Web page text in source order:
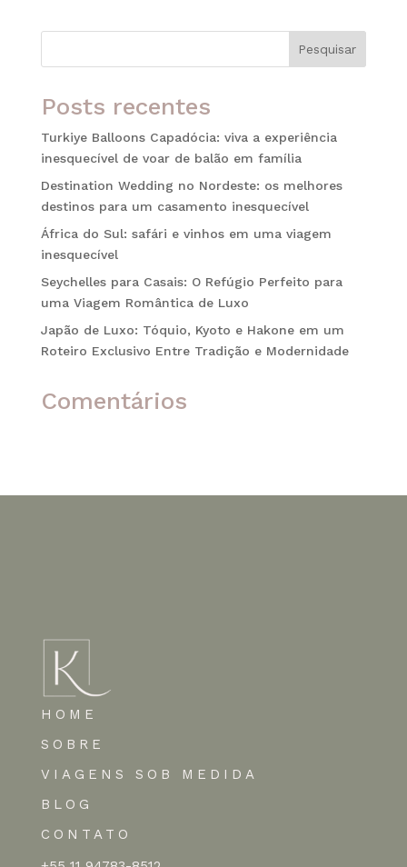
Pesquisar
Posts recentes
Turkiye Balloons Capadócia: viva a experiência
inesquecível de voar de balão em família
Destination Wedding no Nordeste: os melhores
destinos para um casamento inesquecível
África do Sul: safári e vinhos em uma viagem
inesquecível
Seychelles para Casais: O Refúgio Perfeito para
uma Viagem Romântica de Luxo
Japão de Luxo: Tóquio, Kyoto e Hakone em um
Roteiro Exclusivo Entre Tradição e Modernidade
Comentários
HOME
SOBRE
VIAGENS SOB MEDIDA
BLOG
CONTATO